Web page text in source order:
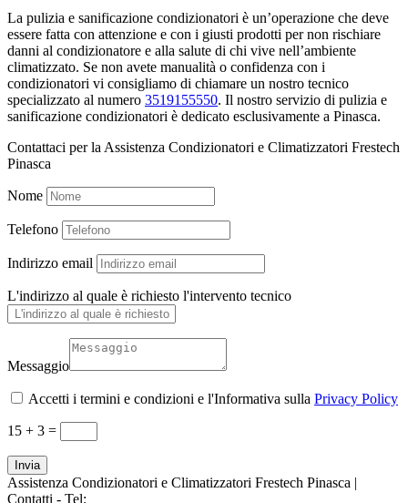
La pulizia e sanificazione condizionatori è un’operazione che deve
essere fatta con attenzione e con i giusti prodotti per non rischiare
danni al condizionatore e alla salute di chi vive nell’ambiente
climatizzato. Se non avete manualità o confidenza con i
condizionatori vi consigliamo di chiamare un nostro tecnico
specializzato al numero 3519155550. Il nostro servizio di pulizia e
sanificazione condizionatori è dedicato esclusivamente a Pinasca.
Contattaci per la Assistenza Condizionatori e Climatizzatori Frestech
Pinasca
Nome
Telefono
Indirizzo email
L'indirizzo al quale è richiesto l'intervento tecnico
Messaggio
Accetti i termini e condizioni e l'Informativa sulla Privacy Policy
15 + 3 =
Invia
Assistenza Condizionatori e Climatizzatori Frestech Pinasca |
Contatti - Tel: